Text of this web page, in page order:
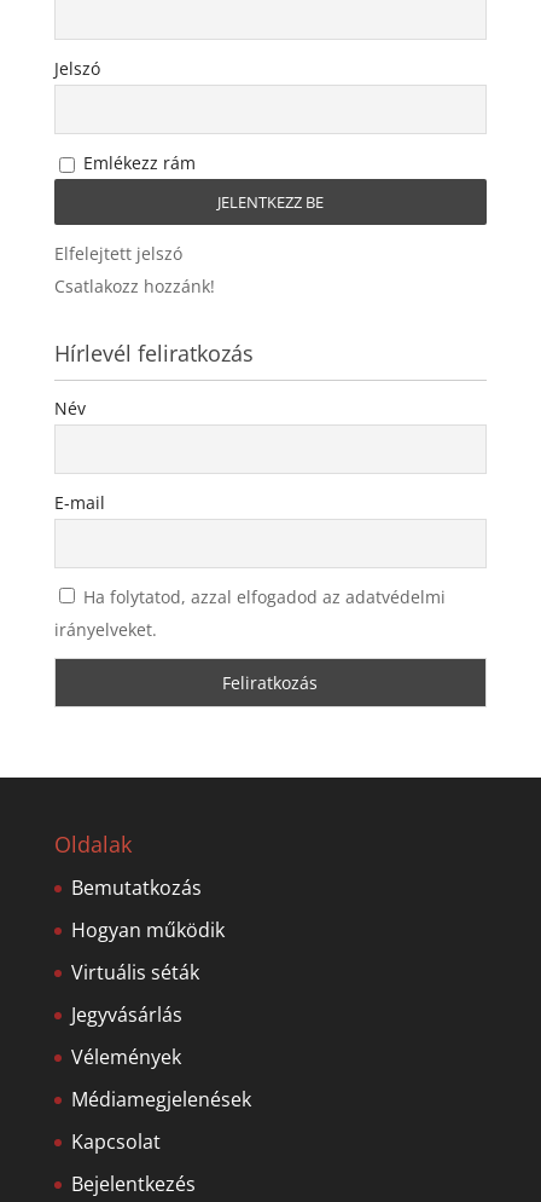
Jelszó
Emlékezz rám
Elfelejtett jelszó
Csatlakozz hozzánk!
Hírlevél feliratkozás
Név
E-mail
Ha folytatod, azzal elfogadod az adatvédelmi
irányelveket.
Oldalak
Bemutatkozás
Hogyan működik
Virtuális séták
Jegyvásárlás
Vélemények
Médiamegjelenések
Kapcsolat
Bejelentkezés